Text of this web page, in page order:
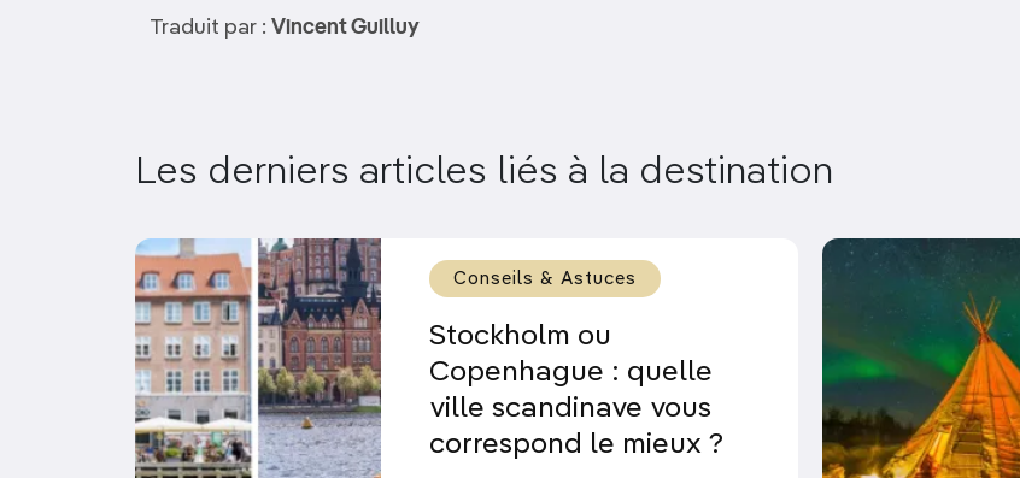
Traduit par : Vincent Guilluy
Les derniers articles liés à la destination
Conseils & Astuces
Stockholm ou
Copenhague : quelle
ville scandinave vous
correspond le mieux ?